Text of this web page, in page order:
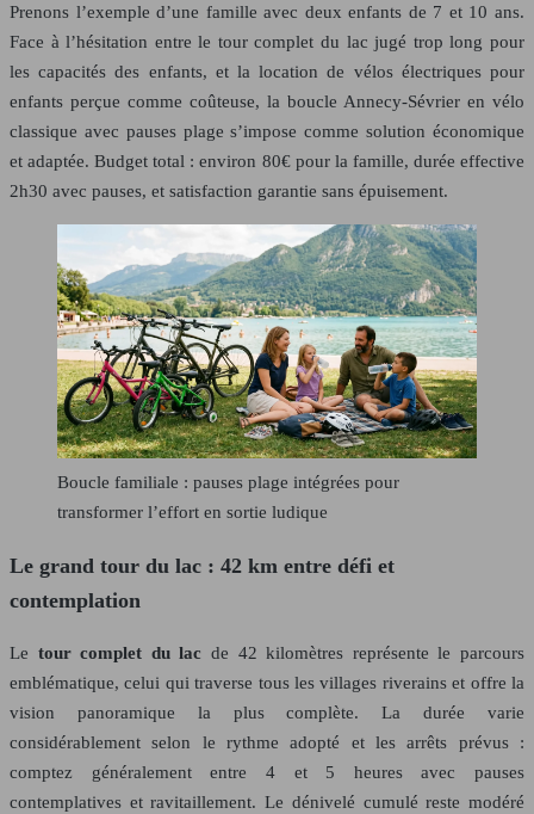
Prenons l’exemple d’une famille avec deux enfants de 7 et 10 ans.
Face à l’hésitation entre le tour complet du lac jugé trop long pour
les capacités des enfants, et la location de vélos électriques pour
enfants perçue comme coûteuse, la boucle Annecy-Sévrier en vélo
classique avec pauses plage s’impose comme solution économique
et adaptée. Budget total : environ 80€ pour la famille, durée effective
2h30 avec pauses, et satisfaction garantie sans épuisement.
Boucle familiale : pauses plage intégrées pour
transformer l’effort en sortie ludique
Le grand tour du lac : 42 km entre défi et
contemplation
Le tour complet du lac de 42 kilomètres représente le parcours
emblématique, celui qui traverse tous les villages riverains et offre la
vision panoramique la plus complète. La durée varie
considérablement selon le rythme adopté et les arrêts prévus :
comptez généralement entre 4 et 5 heures avec pauses
contemplatives et ravitaillement. Le dénivelé cumulé reste modéré